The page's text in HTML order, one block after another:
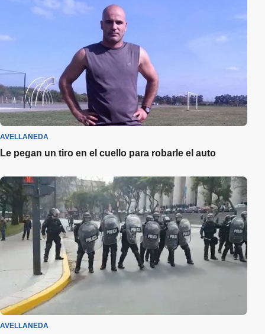
AVELLANEDA
Le pegan un tiro en el cuello para robarle el auto
AVELLANEDA